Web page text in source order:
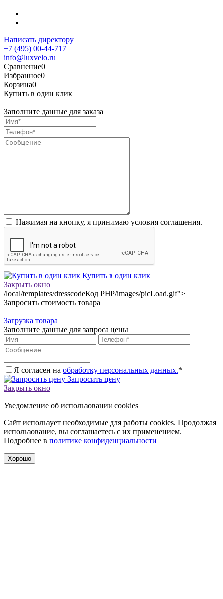
Написать директору
+7 (495) 00-44-717
info@luxvelo.ru
Сравнение0
Избранное0
Корзина0
Купить в один клик
Заполните данные для заказа
Нажимая на кнопку, я принимаю условия соглашения.
Купить в один клик
Закрыть окно
/local/templates/dresscodeКод PHP/images/picLoad.gif">
Запросить стоимость товара
Загрузка товара
Заполните данные для запроса цены
Я согласен на обработку персональных данных.*
Запросить цену
Закрыть окно
Уведомление об использовании cookies
Сайт использует необходимые для работы cookies. Продолжая
использование, вы соглашаетесь с их применением.
Подробнее в политике конфиденциальности
Хорошо